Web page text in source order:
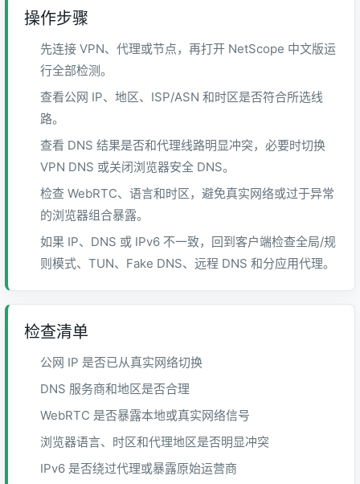
操作步骤
先连接 VPN、代理或节点，再打开 NetScope 中文版运
行全部检测。
查看公网 IP、地区、ISP/ASN 和时区是否符合所选线
路。
查看 DNS 结果是否和代理线路明显冲突，必要时切换
VPN DNS 或关闭浏览器安全 DNS。
检查 WebRTC、语言和时区，避免真实网络或过于异常
的浏览器组合暴露。
如果 IP、DNS 或 IPv6 不一致，回到客户端检查全局/规
则模式、TUN、Fake DNS、远程 DNS 和分应用代理。
检查清单
公网 IP 是否已从真实网络切换
DNS 服务商和地区是否合理
WebRTC 是否暴露本地或真实网络信号
浏览器语言、时区和代理地区是否明显冲突
IPv6 是否绕过代理或暴露原始运营商